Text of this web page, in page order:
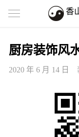
香
厨房装饰风
2020 年 6 月 14 日